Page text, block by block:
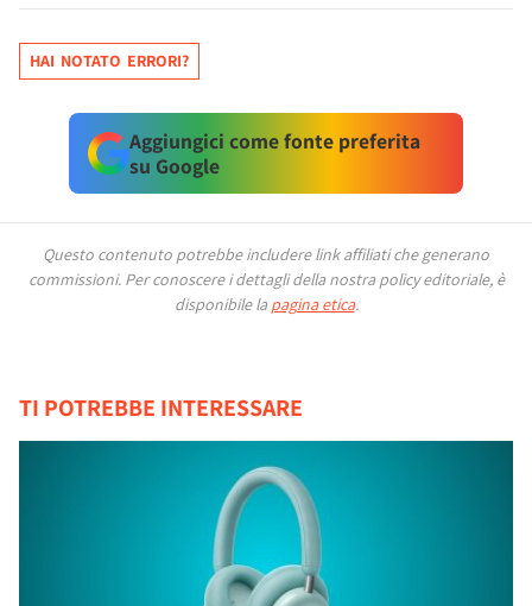
HAI NOTATO ERRORI?
Aggiungici come fonte preferita
su Google
Questo contenuto potrebbe includere link affiliati che generano
commissioni. Per conoscere i dettagli della nostra policy editoriale, è
disponibile la pagina etica.
TI POTREBBE INTERESSARE